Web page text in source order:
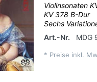
Violinsonaten
KV 378 B-Dur
Sechs
Art.-Nr.
MDG
* Preise inkl.